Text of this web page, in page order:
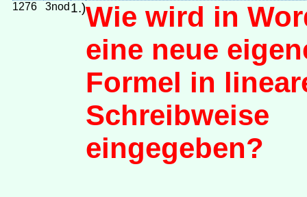
1276 3nod 1.)Wie wird in
eine neue
Formel in
Schreibweise
eingegeben?